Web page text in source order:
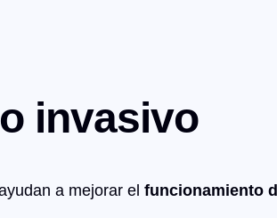
invasivo
a mejorar el funcionamiento